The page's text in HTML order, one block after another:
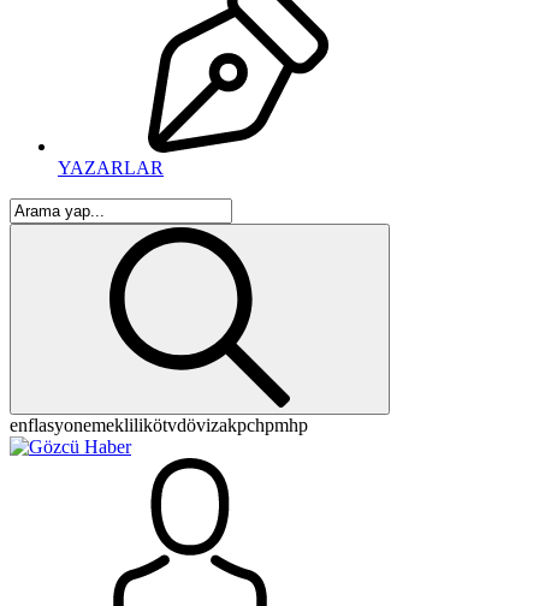
YAZARLAR
enflasyonemeklilikötvdövizakpchpmhp